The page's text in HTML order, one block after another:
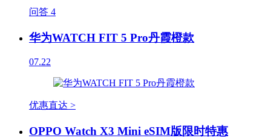
问答 4
华为WATCH FIT 5 Pro丹霞橙款
07.22
优惠直达 >
OPPO Watch X3 Mini eSIM版限时特惠